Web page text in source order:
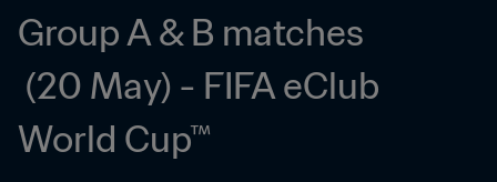
Group A & B matches
(20 May) - FIFA eClub
World Cup™